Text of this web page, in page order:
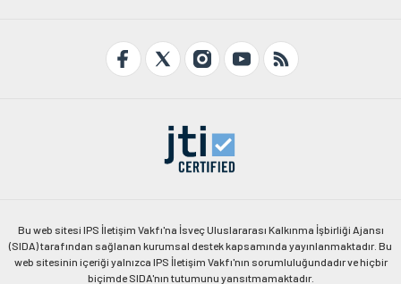
Bu web sitesi IPS İletişim Vakfı'na İsveç Uluslararası Kalkınma İşbirliği Ajansı
(SIDA) tarafından sağlanan kurumsal destek kapsamında yayınlanmaktadır. Bu
web sitesinin içeriği yalnızca IPS İletişim Vakfı'nın sorumluluğundadır ve hiçbir
biçimde SIDA'nın tutumunu yansıtmamaktadır.